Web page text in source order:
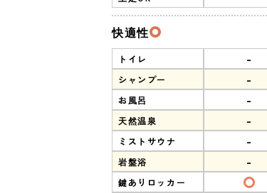
快適性
トイレ -
シャンプー
-
お風呂 -
天然温泉 -
ミストサウナ -
岩盤浴 -
鍵ありロッカー